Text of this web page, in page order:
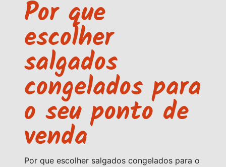
Por que
escolher
salgados
congelados para
o seu ponto de
venda
Por que escolher salgados congelados para o